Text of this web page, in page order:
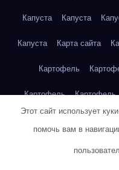
Капуста Капуста
Капуста Карта сайта
Картофель
Картофель Картофель
Этот сайт использует
помочь вам в